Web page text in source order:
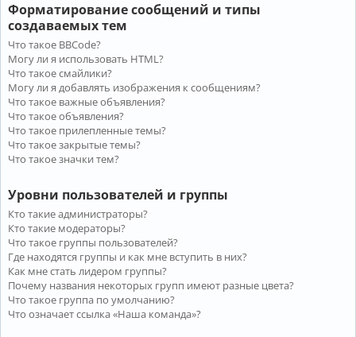
Форматирование сообщений и типы
создаваемых тем
Что такое BBCode?
Могу ли я использовать HTML?
Что такое смайлики?
Могу ли я добавлять изображения к сообщениям?
Что такое важные объявления?
Что такое объявления?
Что такое прилепленные темы?
Что такое закрытые темы?
Что такое значки тем?
Уровни пользователей и группы
Кто такие администраторы?
Кто такие модераторы?
Что такое группы пользователей?
Где находятся группы и как мне вступить в них?
Как мне стать лидером группы?
Почему названия некоторых групп имеют разные цвета?
Что такое группа по умолчанию?
Что означает ссылка «Наша команда»?